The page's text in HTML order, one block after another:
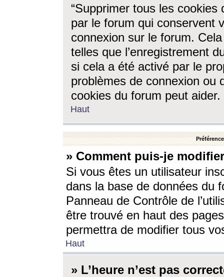
“Supprimer tous les cookies
par le forum qui conservent
connexion sur le forum.
telles que l’enregistrement
si cela a été activé par le
problèmes de connexion ou
cookies du forum peut aider.
Haut
» Comment puis-je
Si vous êtes un utilisateur
dans la base de données du
Panneau de Contrôle de
être trouvé en haut des
permettra de modifier tous
Haut
» L’heure n’est pas